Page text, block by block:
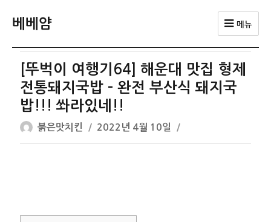
베베얌 메뉴
[뚜벅이 여행기64] 해운대 맛집 형제
전통돼지국밥 – 완전 부산식 돼지국
밥!!! 쏴라있네!!
글
쓴
붉은맛치킨
작
성
2022년 4월 10일